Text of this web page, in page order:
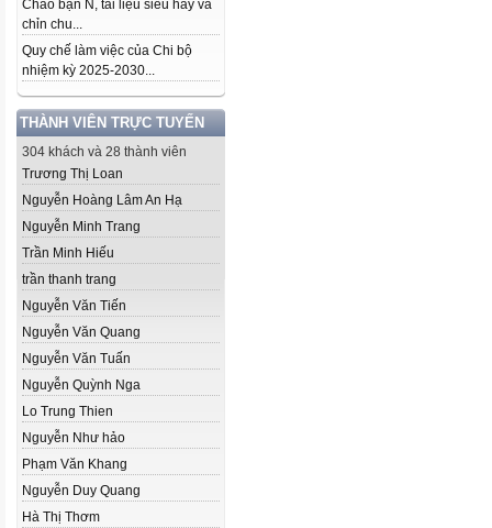
Chào bạn N, tài liệu siêu hay và
chỉn chu...
Quy chế làm việc của Chi bộ
nhiệm kỳ 2025-2030...
THÀNH VIÊN TRỰC TUYẾN
304 khách và 28 thành viên
Trương Thị Loan
Nguyễn Hoàng Lâm An Hạ
Nguyễn Minh Trang
Trần Minh Hiếu
trần thanh trang
Nguyễn Văn Tiến
Nguyễn Văn Quang
Nguyễn Văn Tuấn
Nguyễn Quỳnh Nga
Lo Trung Thien
Nguyễn Như hảo
Phạm Văn Khang
Nguyễn Duy Quang
Hà Thị Thơm